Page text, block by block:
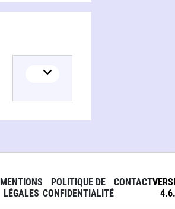
MENTIONS
LÉGALES
POLITIQUE DE
CONFIDENTIALITÉ
CONTACT